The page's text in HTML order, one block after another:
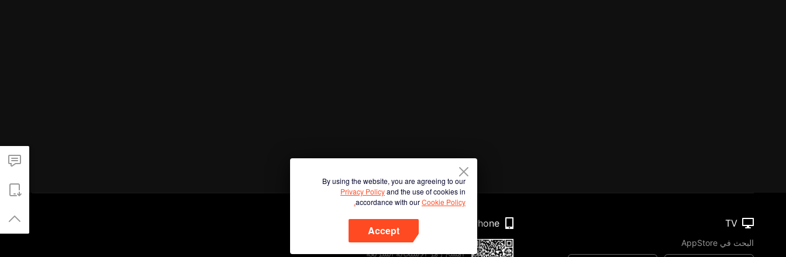
By using the website, you are agreeing to our
Privacy Policyand the use of cookies in
accordance with ourCookie Policy.
Accept
TV
البحث في AppStore
Phone
امسح رمز الاستجابة السريعة